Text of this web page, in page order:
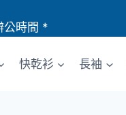
公時間 *
快乾衫 長袖